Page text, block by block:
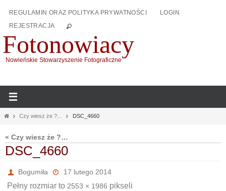
treści
REGULAMIN ORAZ POLITYKA PRYWATNOŚCI
LOGIN
REJESTRACJA
Fotonowiacy
Nowieńskie Stowarzyszenie Fotograficzne
HomeCzy wiesz że ?... DSC_4660
« Czy wiesz że ?…
DSC_4660
Bogumiła 17 lutego 2014
Pełny rozmiar to 2553 × 1986 pikseli